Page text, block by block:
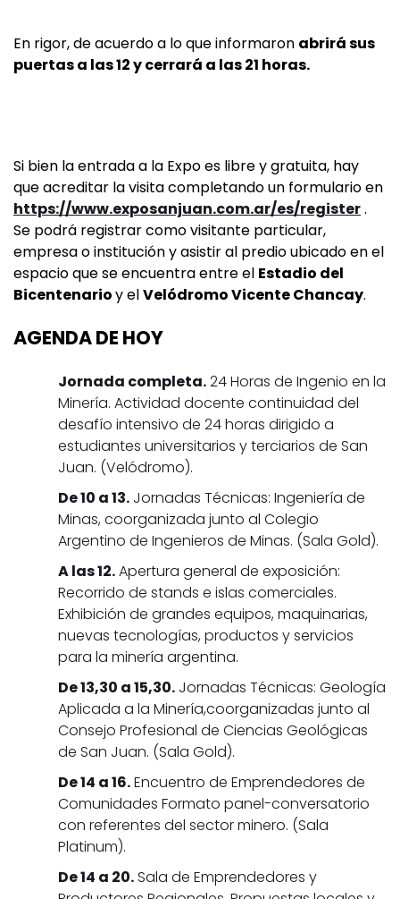
En rigor, de acuerdo a lo que informaron abrirá sus
puertas a las 12 y cerrará a las 21 horas.
Si bien la entrada a la Expo es libre y gratuita, hay
que acreditar la visita completando un formulario en
https://www.exposanjuan.com.ar/es/register.
Se podrá registrar como visitante particular,
empresa o institución y asistir al predio ubicado en el
espacio que se encuentra entre el Estadio del
Bicentenarioy elVelódromo Vicente Chancay.
AGENDA DE HOY
Jornada completa.24 Horas de Ingenio en la
Minería. Actividad docente continuidad del
desafío intensivo de 24 horas dirigido a
estudiantes universitarios y terciarios de San
Juan. (Velódromo).
De 10 a 13. Jornadas Técnicas: Ingeniería de
Minas, coorganizada junto al Colegio
Argentino de Ingenieros de Minas. (Sala Gold).
A las 12.Apertura general de exposición:
Recorrido de stands e islas comerciales.
Exhibición de grandes equipos, maquinarias,
nuevas tecnologías, productos y servicios
para la minería argentina.
De 13,30 a 15,30. Jornadas Técnicas: Geología
Aplicada a la Minería,coorganizadas junto al
Consejo Profesional de Ciencias Geológicas
de San Juan. (Sala Gold).
De 14 a 16.Encuentro de Emprendedores de
Comunidades Formato panel-conversatorio
con referentes del sector minero. (Sala
Platinum).
De 14 a 20.Sala de Emprendedores y